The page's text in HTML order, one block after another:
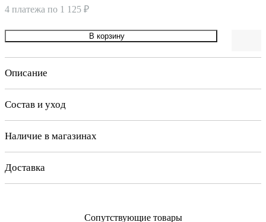
4 платежа по 1 125 ₽
В корзину
Описание
Состав и уход
Наличие в магазинах
Доставка
Сопутствующие товары